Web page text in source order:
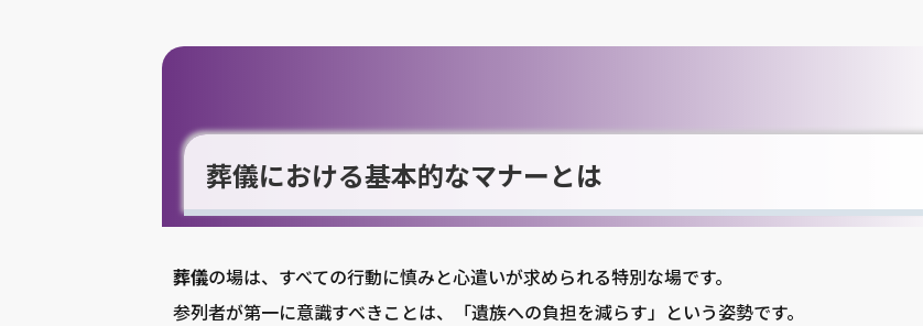
葬儀における基本的なマナーとは
葬儀の場は、すべての行動に慎みと心遣いが求められる特別な場です。
参列者が第一に意識すべきことは、「遺族への負担を減らす」という姿勢です。